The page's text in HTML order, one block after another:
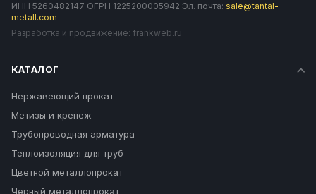
ИНН 5260482147 ОГРН 1225200005942 Эл. почта: sale@tantal-
metall.com
Разработка и продвижение: frankweb.ru
КАТАЛОГ
Нержавеющий прокат
Метизы и крепеж
Трубопроводная арматура
Теплоизоляция для труб
Цветной металлопрокат
Черный металлопрокат